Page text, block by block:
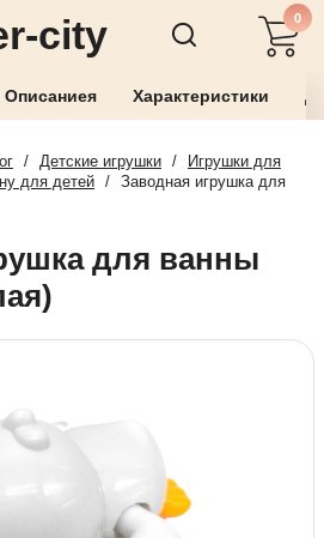
city 0
Описаниея Характеристики
/ Детские игрушки /
Игрушки для
для детей / Заводная игрушка для
для ванны